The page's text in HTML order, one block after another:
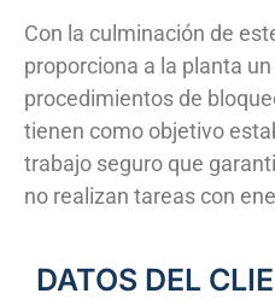
Con la culminación de
proporciona a la planta
procedimientos de
tienen como objetivo
trabajo seguro que
no realizan tareas con
DATOS DEL